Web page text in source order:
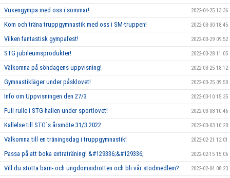
Vuxengympa med oss i sommar! 2022-04-25 13:36
Kom och träna truppgymnastik med oss i SM-truppen! 2022-03-30 18:45
Vilken fantastisk gympafest! 2022-03-29 09:52
STG jubileumsprodukter! 2022-03-28 11:05
Välkomna på söndagens uppvisning! 2022-03-25 18:12
Gymnastikläger under påsklovet! 2022-03-25 09:50
Info om Uppvisningen den 27/3 2022-03-10 15:35
Full rulle i STG-hallen under sportlovet! 2022-03-08 10:46
Kallelse till STG´s årsmöte 31/3 2022 2022-03-03 10:20
Välkomna till en träningsdag i truppgymnastik! 2022-02-21 12:01
Passa på att boka extraträning! &#129336;&#129336; 2022-02-15 15:06
Vill du stötta barn- och ungdomsidrotten och bli vår stödmedlem? 2022-02-04 08:23